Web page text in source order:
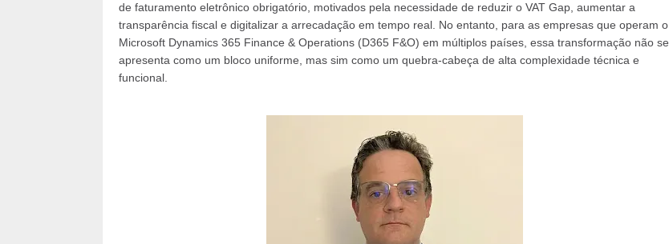
de faturamento eletrônico obrigatório, motivados pela necessidade de reduzir o VAT Gap, aumentar a
transparência fiscal e digitalizar a arrecadação em tempo real. No entanto, para as empresas que operam o
Microsoft Dynamics 365 Finance & Operations (D365 F&O) em múltiplos países, essa transformação não se
apresenta como um bloco uniforme, mas sim como um quebra-cabeça de alta complexidade técnica e
funcional.